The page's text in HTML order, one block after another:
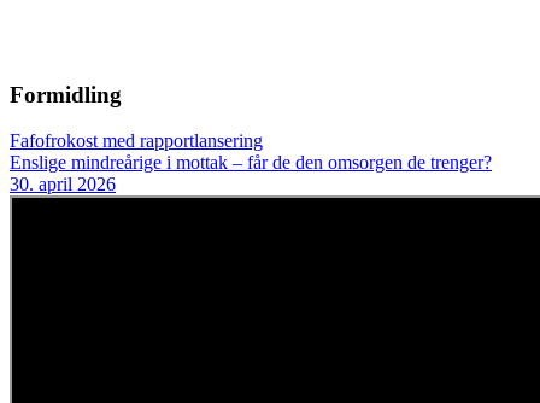
Formidling
Fafofrokost med rapportlansering
Enslige mindreårige i mottak – får de den omsorgen de trenger?
30. april 2026